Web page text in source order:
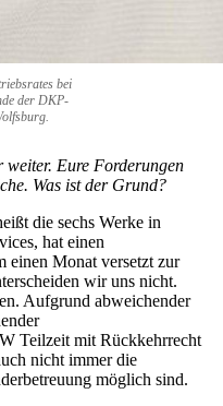
bei
der DKP-
weiter. Eure Forderungen
Was ist der Grund?
die sechs Werke in
hat einen
einen Monat versetzt zur
wir uns nicht.
Aufgrund abweichender
Teilzeit mit Rückkehrrecht
nicht immer die
möglich sind.